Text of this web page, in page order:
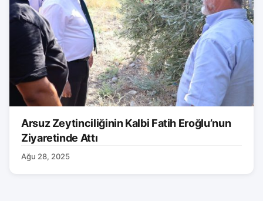
Arsuz Zeytinciliğinin Kalbi Fatih Eroğlu’nun
Ziyaretinde Attı
Ağu 28, 2025